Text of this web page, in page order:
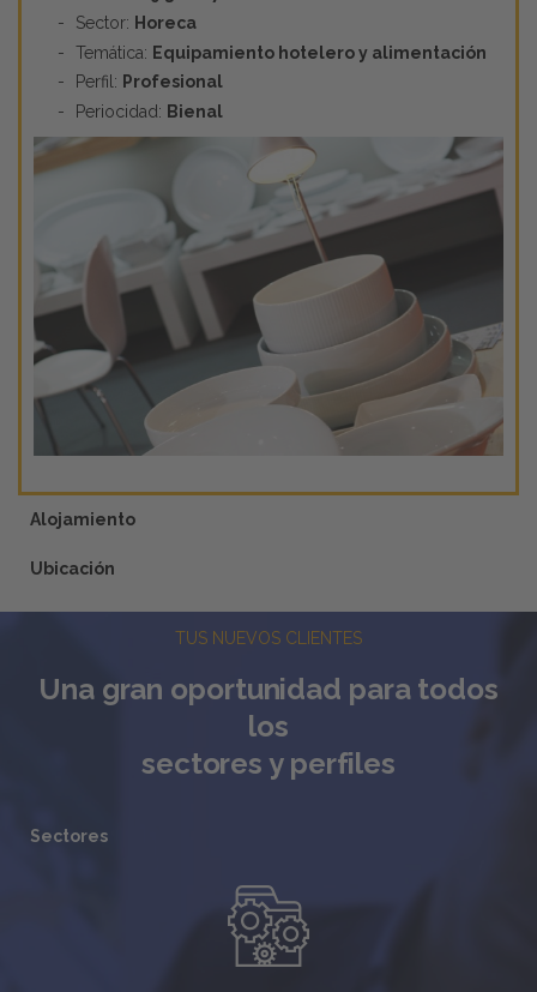
Sector: Horeca
Temática: Equipamiento hotelero y alimentación
Perfil: Profesional
Periocidad: Bienal
Alojamiento
Ubicación
TUS NUEVOS CLIENTES
Una gran oportunidad para todos
los
sectores y perfiles
Sectores